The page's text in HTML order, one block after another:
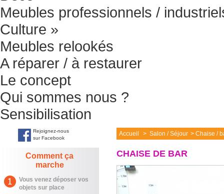
Meubles professionnels /
Culture »
Meubles relookés
A réparer / à restaurer
Le concept
Qui sommes nous ?
Sensibilisation
Rejoignez-nous
sur Facebook
Comment ça
marche
Vous venez déposer vos
objets sur place
Accueil > Salon / Séjour > Chaise /
CHAISE DE BAR